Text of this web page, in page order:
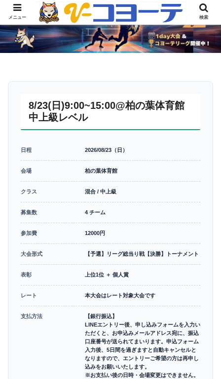
8/23(日)9:00~15:00@柏の葉体育館
中上級レベル
日程 2026/08/23（日）
会場 柏の葉体育館
クラス 混合 / 中上級
募集数 4 チーム
参加費 12000円
大会形式 【予選】リーグ総当り戦【決勝】トーナメント
表彰 上位1位 ＋ 個人賞
レート 本大会はレート対象大会です
支払方法
【銀行振込】
LINEエントリー後、申し込みフォームを入力い
ただくと、お申込みメールアドレス宛に、振込
口座番号が送られてまいります。申込フォーム
入力後、5日間を過ぎますと自動キャンセルと
なりますので、エントリーご希望の方は再申し
込みをお願いいたします。
※お支払い後の日時・会場変更はできません。
メニュー 検索